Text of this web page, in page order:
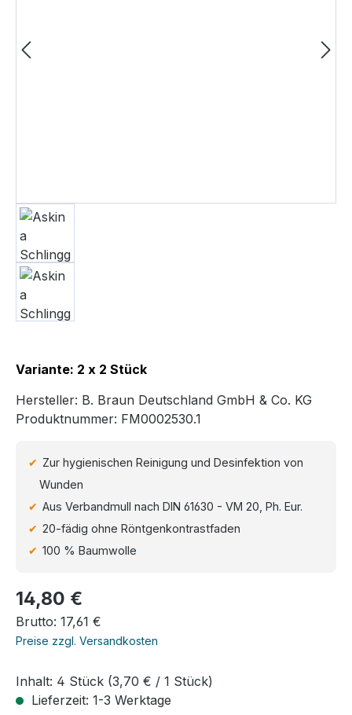
Variante: 2 x 2 Stück
Hersteller: B. Braun Deutschland GmbH & Co. KG
Produktnummer: FM0002530.1
Zur hygienischen Reinigung und Desinfektion von
Wunden
Aus Verbandmull nach DIN 61630 - VM 20, Ph. Eur.
20-fädig ohne Röntgenkontrastfaden
100 % Baumwolle
Regulärer Preis:
14,80 €
Brutto: 17,61 €
Preise zzgl. Versandkosten
Inhalt: 4 Stück (3,70 € / 1 Stück)
Lieferzeit: 1-3 Werktage